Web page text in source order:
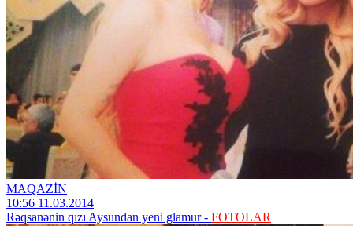
MAQAZİN
10:56 11.03.2014
Rəqsanənin qızı Aysundan yeni glamur - FOTOLAR